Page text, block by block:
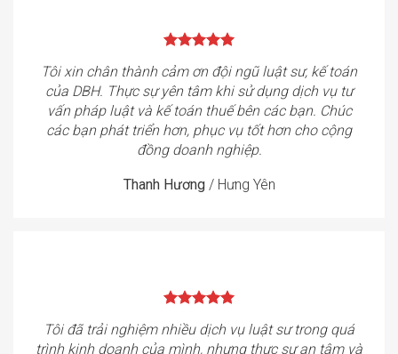
Tôi xin chân thành cảm ơn đội ngũ luật sư, kế toán
của DBH. Thực sự yên tâm khi sử dụng dịch vụ tư
vấn pháp luật và kế toán thuế bên các bạn. Chúc
các bạn phát triển hơn, phục vụ tốt hơn cho cộng
đồng doanh nghiệp.
Thanh Hương / Hưng Yên
Tôi đã trải nghiệm nhiều dịch vụ luật sư trong quá
trình kinh doanh của mình, nhưng thực sự an tâm và